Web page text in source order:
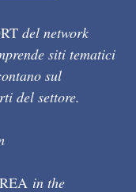
del network
siti tematici
sul
del settore.
in the